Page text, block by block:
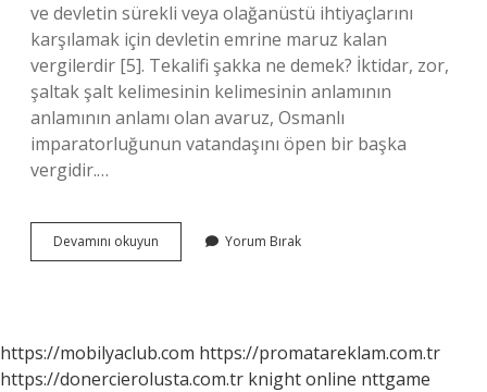
ve devletin sürekli veya olağanüstü ihtiyaçlarını
karşılamak için devletin emrine maruz kalan
vergilerdir [5]. Tekalifi şakka ne demek? İktidar, zor,
şaltak şalt kelimesinin kelimesinin anlamının
anlamının anlamı olan avaruz, Osmanlı
imparatorluğunun vatandaşını öpen bir başka
vergidir.…
Devamını okuyun
Divaniye
Yorum Bırak
https://mobilyaclub.com https://promatareklam.com.tr
https://donercierolusta.com.tr knight online nttgame